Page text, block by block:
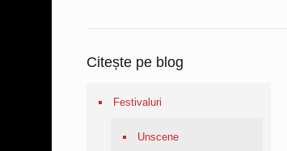
Citește pe blog
Festivaluri
Unscene